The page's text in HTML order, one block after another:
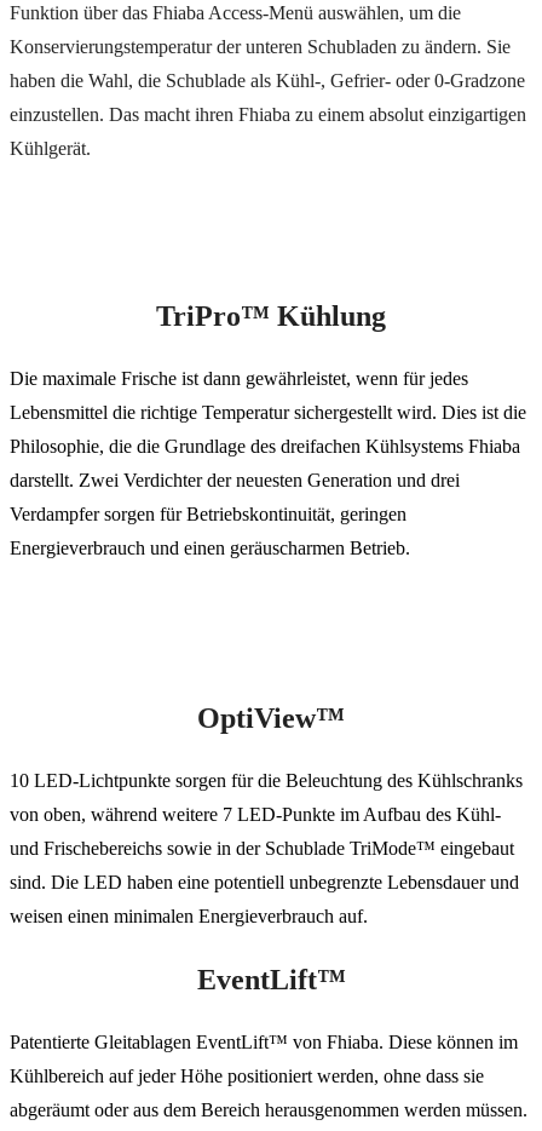
Funktion über das Fhiaba Access-Menü auswählen, um die
Konservierungstemperatur der unteren Schubladen zu ändern. Sie
haben die Wahl, die Schublade als Kühl-, Gefrier- oder 0-Gradzone
einzustellen. Das macht ihren Fhiaba zu einem absolut einzigartigen
Kühlgerät.
TriPro™ Kühlung
Die maximale Frische ist dann gewährleistet, wenn für jedes
Lebensmittel die richtige Temperatur sichergestellt wird. Dies ist die
Philosophie, die die Grundlage des dreifachen Kühlsystems Fhiaba
darstellt. Zwei Verdichter der neuesten Generation und drei
Verdampfer sorgen für Betriebskontinuität, geringen
Energieverbrauch und einen geräuscharmen Betrieb.
OptiView™
10 LED-Lichtpunkte sorgen für die Beleuchtung des Kühlschranks
von oben, während weitere 7 LED-Punkte im Aufbau des Kühl-
und Frischebereichs sowie in der Schublade TriMode™ eingebaut
sind. Die LED haben eine potentiell unbegrenzte Lebensdauer und
weisen einen minimalen Energieverbrauch auf.
EventLift™
Patentierte Gleitablagen EventLift™ von Fhiaba. Diese können im
Kühlbereich auf jeder Höhe positioniert werden, ohne dass sie
abgeräumt oder aus dem Bereich herausgenommen werden müssen.